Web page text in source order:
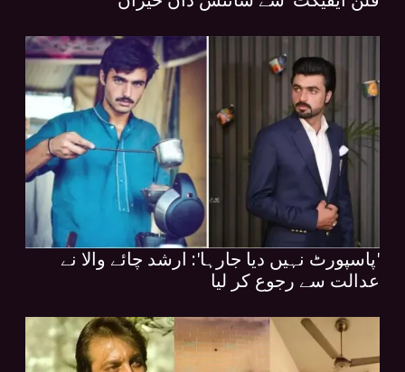
'پاسپورٹ نہیں دیا جارہا': ارشد چائے والا نے
عدالت سے رجوع کر لیا